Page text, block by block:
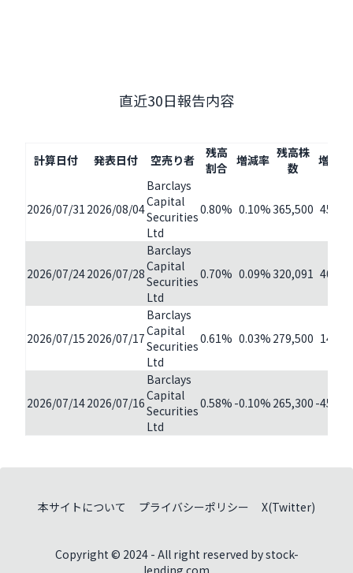
直近30日報告内容
計算日付 発表日付 空売り者
残高
割合 増減率 残高株
数
増減量
2026/07/31 2026/08/04
Barclays
Capital
Securities
Ltd
0.80% 0.10% 365,500
2026/07/242026/07/28
Barclays
Capital
Securities
Ltd
0.70% 0.09% 320,091
2026/07/15 2026/07/17
Barclays
Capital
Securities
Ltd
0.61% 0.03% 279,500
2026/07/142026/07/16
Barclays
Capital
Securities
Ltd
0.58% -0.10% 265,300 -
本サイトについて プライバシーポリシー X(Twitter)
Copyright © 2024 - All right reserved by stock-
lending.com